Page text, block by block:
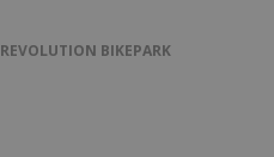
REVOLUTION BIKEPARK